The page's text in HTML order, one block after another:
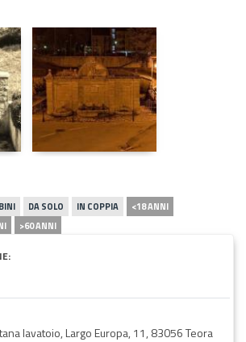
DA SOLO IN COPPIA
<18 ANNI
>60 ANNI
lavatoio, Largo Europa, 11, 83056 Teora